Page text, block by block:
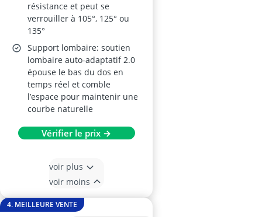
résistance et peut se
verrouiller à 105°, 125° ou
135°
Support lombaire: soutien
lombaire auto-adaptatif 2.0
épouse le bas du dos en
temps réel et comble
l’espace pour maintenir une
courbe naturelle
Vérifier le prix →
voir plus
voir moins
4. MEILLEURE VENTE